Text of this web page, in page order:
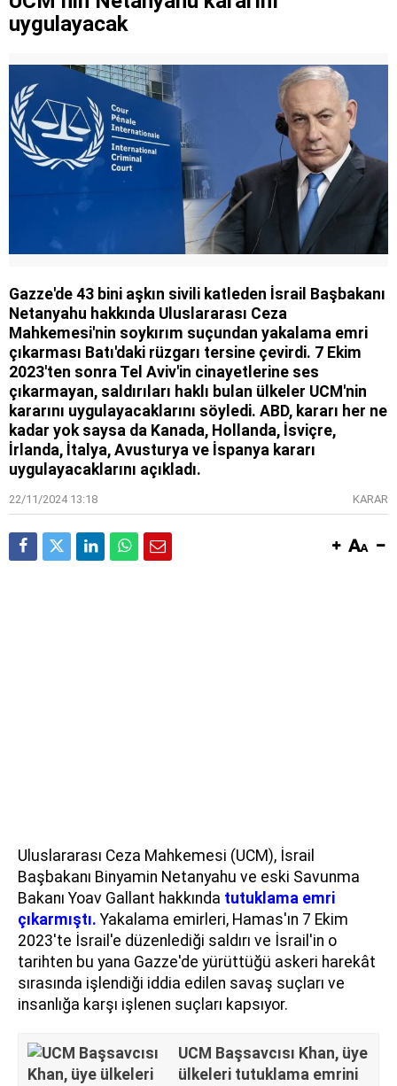
uygulayacak
Gazze'de 43 bini aşkın sivili katleden İsrail Başbakanı
Netanyahu hakkında Uluslararası Ceza
Mahkemesi'nin soykırım suçundan yakalama emri
çıkarması Batı'daki rüzgarı tersine çevirdi. 7 Ekim
2023'ten sonra Tel Aviv'in cinayetlerine ses
çıkarmayan, saldırıları haklı bulan ülkeler UCM'nin
kararını uygulayacaklarını söyledi. ABD, kararı her ne
kadar yok saysa da Kanada, Hollanda, İsviçre,
İrlanda, İtalya, Avusturya ve İspanya kararı
uygulayacaklarını açıkladı.
22/11/2024 13:18 KARAR
Uluslararası Ceza Mahkemesi (UCM), İsrail
Başbakanı Binyamin Netanyahu ve eski Savunma
Bakanı Yoav Gallant hakkında tutuklama emri
çıkarmıştı. Yakalama emirleri, Hamas'ın 7 Ekim
2023'te İsrail'e düzenlediği saldırı ve İsrail'in o
tarihten bu yana Gazze'de yürüttüğü askeri harekât
sırasında işlendiği iddia edilen savaş suçları ve
insanlığa karşı işlenen suçları kapsıyor.
UCM Başsavcısı Khan, üye
ülkeleri tutuklama emrini